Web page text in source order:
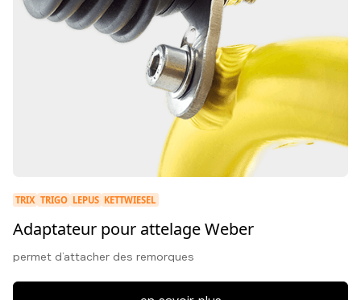
TRIX TRIGO LEPUS KETTWIESEL
Adaptateur pour attelage Weber
permet d’attacher des remorques